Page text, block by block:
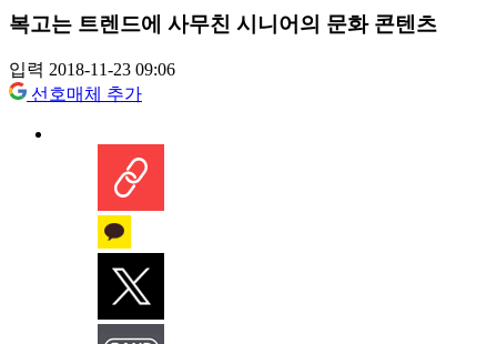
복고는 트렌드에 사무친 시니어의 문화 콘텐츠
입력 2018-11-23 09:06
선호매체 추가